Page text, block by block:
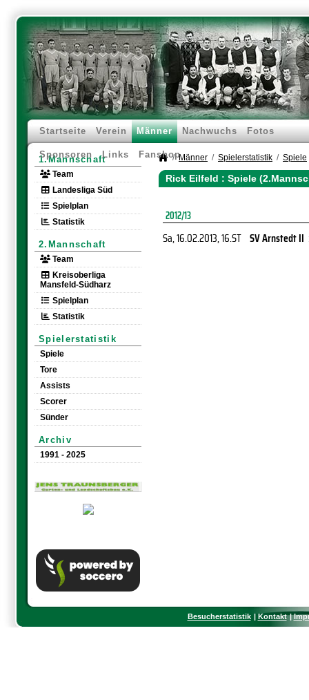
Startseite Verein Männer Nachwuchs Fotos
Sponsoren Links Fanshop
1.Mannschaft
Team
Landesliga Süd
Spielplan
Statistik
2.Mannschaft
Team
Kreisoberliga
Mansfeld-Südharz
Spielplan
Statistik
Spielerstatistik
Spiele
Tore
Assists
Scorer
Sünder
Archiv
1991 - 2025
Männer Spielerstatistik Spiele
Rick Eilfeld : Spiele
2012/13
Sa, 16.02.2013, 16.ST SV Arnstedt II
Besucherstatistik Kontakt